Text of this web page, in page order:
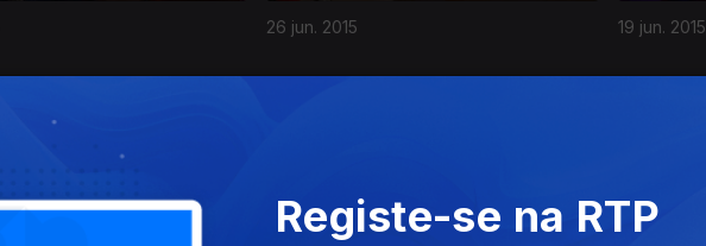
26 jun. 2015 19 jun. 2015
Registe-se na RTP